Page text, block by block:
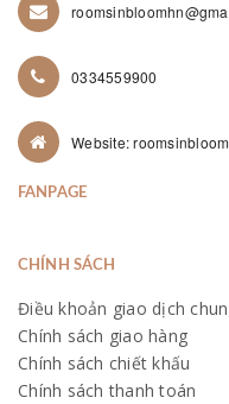
0334559900
Website:
FANPAGE
CHÍNH SÁCH
Điều khoản giao dịch
Chính sách giao hàng
Chính sách chiết khấu
Chính sách thanh toán